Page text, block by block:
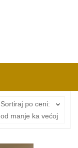
Sortiraj po ceni:
od manje ka većoj